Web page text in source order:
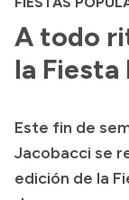
Autoridades
Delegaciones
Consultorios
A todo
la
Este fin de
Jacobacci se
edición de la